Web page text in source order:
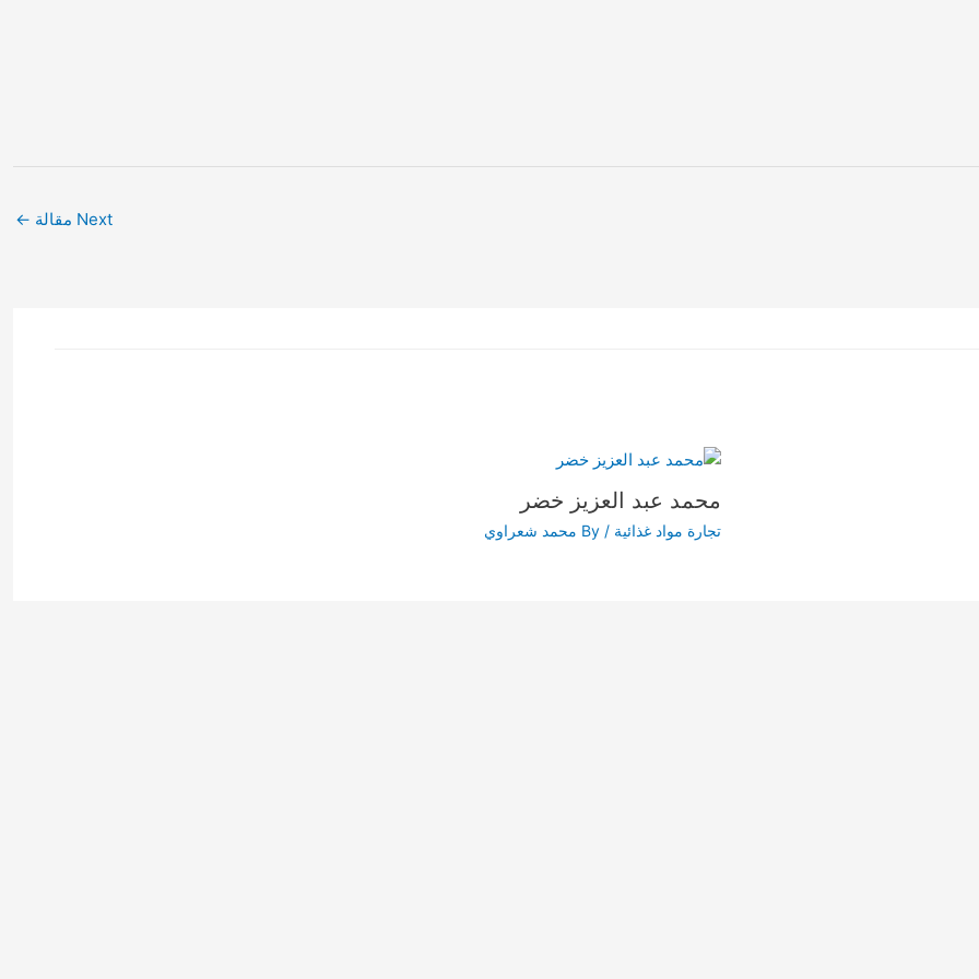
Next مقالة ←
محمد عبد العزيز خضر
تجارة مواد غذائية / By محمد شعراوي